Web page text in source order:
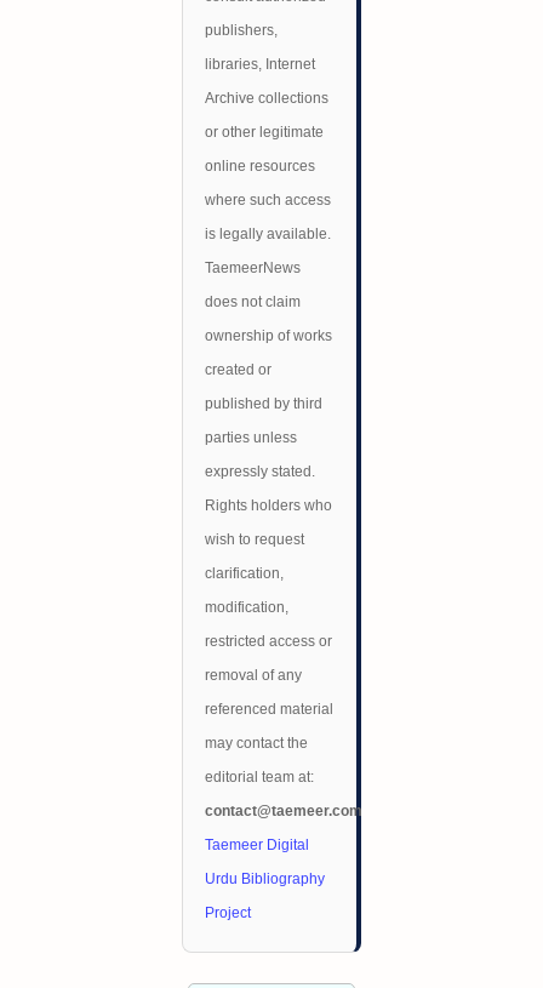
publishers,
libraries, Internet
Archive collections
or other legitimate
online resources
where such access
is legally available.
TaemeerNews
does not claim
ownership of works
created or
published by third
parties unless
expressly stated.
Rights holders who
wish to request
clarification,
modification,
restricted access or
removal of any
referenced material
may contact the
editorial team at:
contact@taemeer.com
Taemeer Digital
Urdu Bibliography
Project